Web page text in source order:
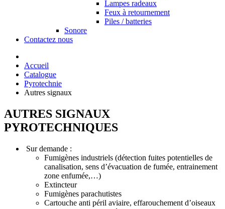
Lampes radeaux
Feux à retournement
Piles / batteries
Sonore
Contactez nous
Accueil
Catalogue
Pyrotechnie
Autres signaux
AUTRES SIGNAUX
PYROTECHNIQUES
Sur demande :
Fumigènes industriels (détection fuites potentielles de
canalisation, sens d’évacuation de fumée, entrainement
zone enfumée,…)
Extincteur
Fumigènes parachutistes
Cartouche anti péril aviaire, effarouchement d’oiseaux